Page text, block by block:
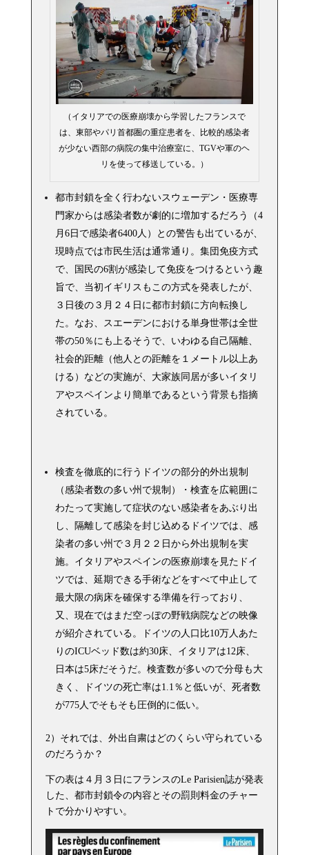
（イタリアでの医療崩壊から学習したフランスで
は、東部やパリ首都圏の重症患者を、比較的感染者
が少ない西部の病院の集中治療室に、TGVや軍のヘ
リを使って移送している。）
都市封鎖を全く行わないスウェーデン・医療専
門家からは感染者数が劇的に増加するだろう（4
月6日で感染者6400人）との警告も出ているが、
現時点では市民生活は通常通り。集団免疫方式
で、国民の6割が感染して免疫をつけるという趣
旨で、当初イギリスもこの方式を発表したが、
３日後の３月２４日に都市封鎖に方向転換し
た。なお、スエーデンにおける単身世帯は全世
帯の50％にも上るそうで、いわゆる自己隔離、
社会的距離（他人との距離を１メートル以上あ
ける）などの実施が、大家族同居が多いイタリ
アやスペインより簡単であるという背景も指摘
されている。
検査を徹底的に行うドイツの部分的外出規制
（感染者数の多い州で規制）・検査を広範囲に
わたって実施して症状のない感染者をあぶり出
し、隔離して感染を封じ込めるドイツでは、感
染者の多い州で３月２２日から外出規制を実
施。イタリアやスペインの医療崩壊を見たドイ
ツでは、延期できる手術などをすべて中止して
最大限の病床を確保する準備を行っており、
又、現在ではまだ空っぽの野戦病院などの映像
が紹介されている。ドイツの人口比10万人あた
りのICUベッド数は約30床、イタリアは12床、
日本は5床だそうだ。検査数が多いので分母も大
きく、ドイツの死亡率は1.1％と低いが、死者数
が775人でそもそも圧倒的に低い。
2）それでは、外出自粛はどのくらい守られている
のだろうか？
下の表は４月３日にフランスのLe Parisien誌が発表
した、都市封鎖令の内容とその罰則料金のチャー
トで分かりやすい。